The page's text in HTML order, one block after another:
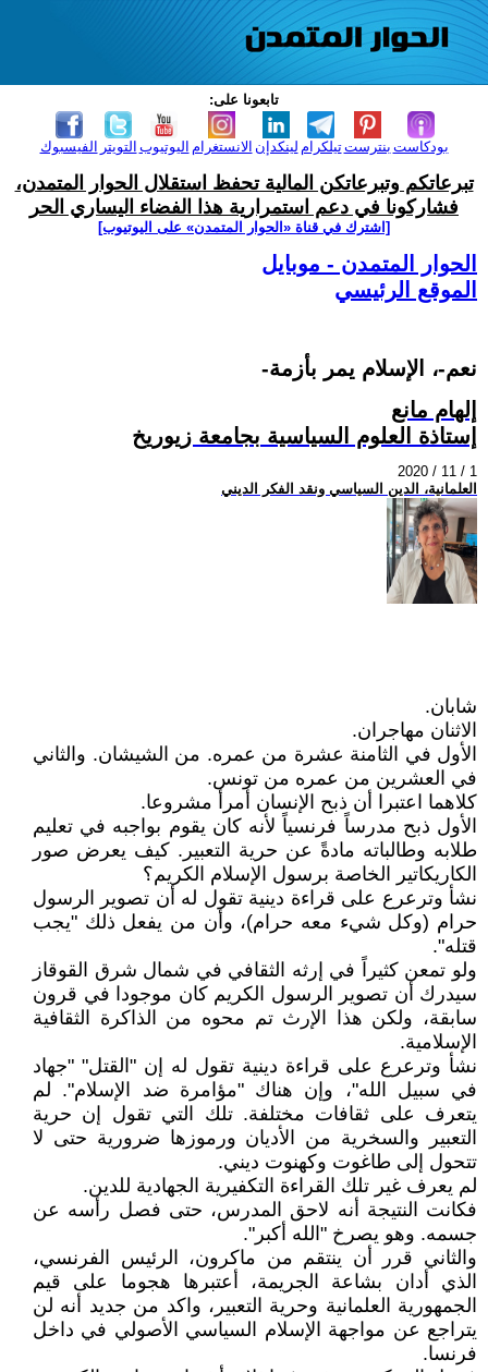
تابعونا على:
الفيسبوك التويتر اليوتيوب الانستغرام لينكدإن تيلكرامبنترست بودكاست
تبرعاتكم وتبرعاتكن المالية تحفظ استقلال الحوار المتمدن،
فشاركونا في دعم استمرارية هذا الفضاء اليساري الحر
[اشترك في قناة ‫«الحوار المتمدن» على اليوتيوب]
الحوار المتمدن - موبايل
الموقع الرئيسي
-نعم-، الإسلام يمر بأزمة
إلهام مانع
إستاذة العلوم السياسية بجامعة زيوريخ
2020 / 11 / 1
العلمانية، الدين السياسي ونقد الفكر الديني
شابان.
الاثنان مهاجران.
الأول في الثامنة عشرة من عمره. من الشيشان. والثاني
في العشرين من عمره من تونس.
كلاهما اعتبرا أن ذبح الإنسان أمرأ مشروعا.
الأول ذبح مدرساً فرنسياً لأنه كان يقوم بواجبه في تعليم
طلابه وطالباته مادةً عن حرية التعبير. كيف يعرض صور
الكاريكاتير الخاصة برسول الإسلام الكريم؟
نشأ وترعرع على قراءة دينية تقول له أن تصوير الرسول
حرام (وكل شيء معه حرام)، وأن من يفعل ذلك "يجب
قتله".
ولو تمعن كثيراً في إرثه الثقافي في شمال شرق القوقاز
سيدرك أن تصوير الرسول الكريم كان موجودا في قرون
سابقة، ولكن هذا الإرث تم محوه من الذاكرة الثقافية
الإسلامية.
نشأ وترعرع على قراءة دينية تقول له إن "القتل" "جهاد
في سبيل الله"، وإن هناك "مؤامرة ضد الإسلام". لم
يتعرف على ثقافات مختلفة. تلك التي تقول إن حرية
التعبير والسخرية من الأديان ورموزها ضرورية حتى لا
تتحول إلى طاغوت وكهنوت ديني.
لم يعرف غير تلك القراءة التكفيرية الجهادية للدين.
فكانت النتيجة أنه لاحق المدرس، حتى فصل رأسه عن
جسمه. وهو يصرخ "الله أكبر".
والثاني قرر أن ينتقم من ماكرون، الرئيس الفرنسي،
الذي أدان بشاعة الجريمة، أعتبرها هجوما على قيم
الجمهورية العلمانية وحرية التعبير، واكد من جديد أنه لن
يتراجع عن مواجهة الإسلام السياسي الأصولي في داخل
فرنسا.